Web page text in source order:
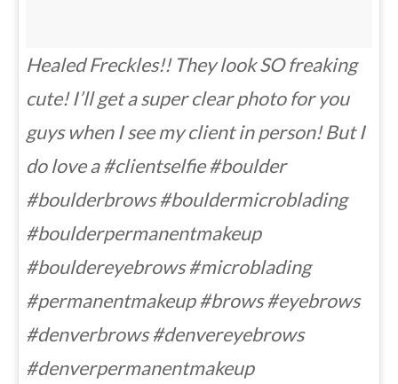
Healed Freckles!! They look SO freaking
cute! I’ll get a super clear photo for you
guys when I see my client in person! But I
do love a #clientselfie #boulder
#boulderbrows #bouldermicroblading
#boulderpermanentmakeup
#bouldereyebrows #microblading
#permanentmakeup #brows #eyebrows
#denverbrows #denvereyebrows
#denverpermanentmakeup